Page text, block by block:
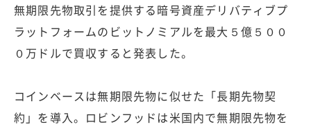
無期限先物取引を提供する暗号資産デリバティブプ
ラットフォームのビットノミアルを最大５億５００
０万ドルで買収すると発表した。
コインベースは無期限先物に似せた「長期先物契
約」を導入。ロビンフッドは米国内で無期限先物を